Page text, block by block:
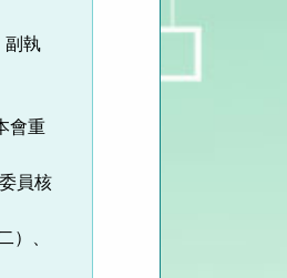
副執
會重
員核
）、